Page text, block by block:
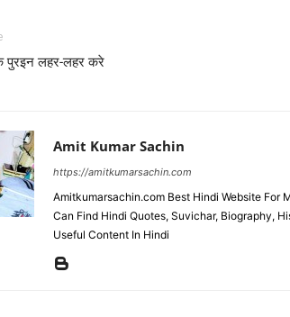
पुरइन लहर-लहर करे
Amit Kumar Sachin
https://amitkumarsachin.com
Amitkumarsachin.com Best Hindi Website For
Can Find Hindi Quotes, Suvichar, Biography,
Useful Content In Hindi